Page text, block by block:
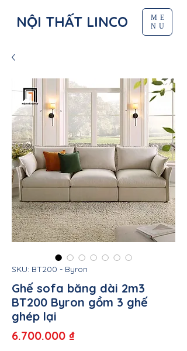
NỘI THẤT LINCO
ME
NU
SKU: BT200 - Byron
Ghế sofa băng dài 2m3
BT200 Byron gồm 3 ghế
ghép lại
6.700.000 ₫Giá